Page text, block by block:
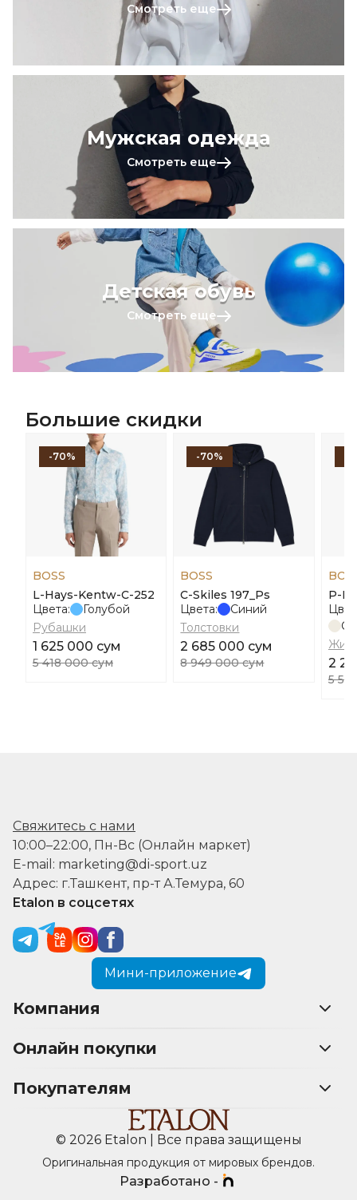
Смотреть еще
Мужская одежда
Смотреть еще
Детская обувь
Смотреть еще
Большие скидки
-70%
BOSS
L-Hays-Kentw-C-252
Цвета:
Голубой
Рубашки
1 625 000 сум
5 418 000 сум
-70%
BOSS
C-Skiles 197_Ps
Цвета:
Синий
Толстовки
2 685 000 сум
8 949 000 сум
P-
2
5
Свяжитесь с нами
10:00–22:00, Пн-Вс (Онлайн маркет)
E-mail: marketing@di-sport.uz
Адрес: г.Ташкент, пр-т А.Темура, 60
Etalon в соцсетях
Мини-приложение
Компания
Онлайн покупки
Покупателям
© 2026 Etalon | Все права защищены
Оригинальная продукция от мировых брендов.
Разработано -